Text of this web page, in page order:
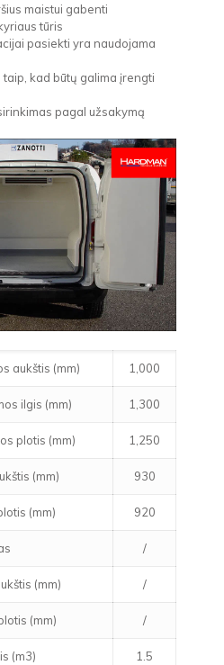
maistui gabenti
tūris
pasiekti yra naudojama
kad būtų galima įrengti
pagal užsakymą
aukštis (mm) 1,000
ilgis (mm) 1,300
plotis (mm) 1,250
(mm) 930
(mm) 920
/
(mm) /
(mm) /
(m3) 1.5